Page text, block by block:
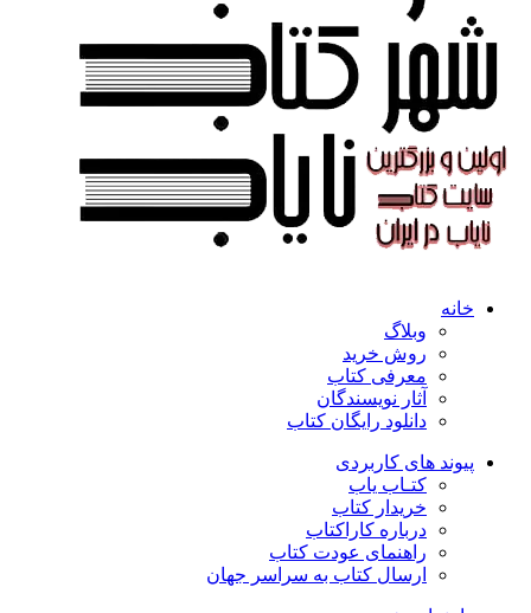
خانه
وبلاگ
روش خرید
معرفی کتاب
آثار نویسندگان
دانلود رایگان کتاب
پیوند های کاربردی
کتـاب یاب
خریدار کتاب
درباره کاراکتاب
راهنمای عودت کتاب
ارسال کتاب به سراسر جهان